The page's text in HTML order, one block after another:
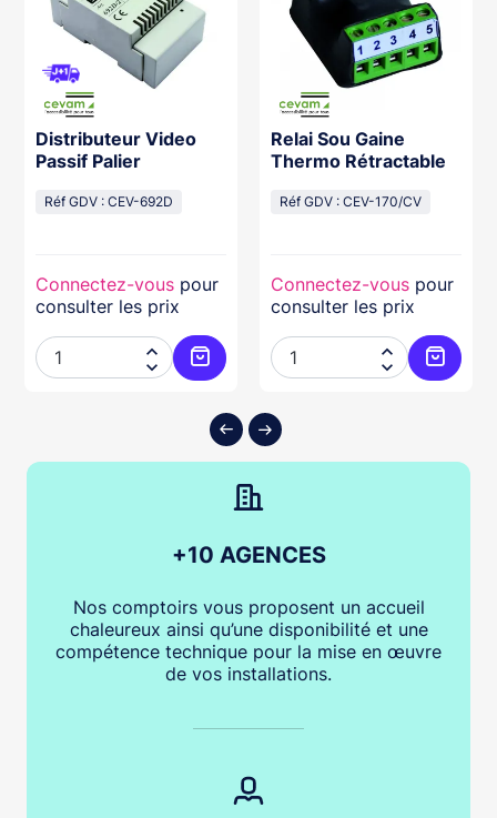
au panier
Distributeur Video
Passif Palier
Réf GDV : CEV-692D
Connectez-vous pour
consulter les prix


Ajouter au panier
Relai Sou Gaine
Thermo Rétractable
Réf GDV : CEV-170/CV
Connectez-vous pour
consulter les prix


+10 AGENCES
Nos comptoirs vous proposent un accueil
chaleureux ainsi qu’une disponibilité et une
compétence technique pour la mise en œuvre
de vos installations.